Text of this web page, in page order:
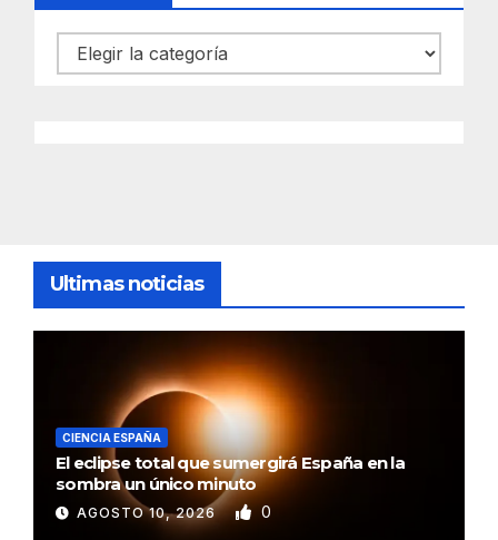
Categorías
Ultimas noticias
CIENCIA ESPAÑA
El eclipse total que sumergirá España en la
sombra un único minuto
AGOSTO 10, 2026 0